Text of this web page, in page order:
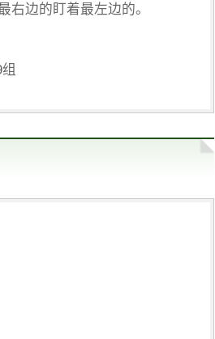
右边的盯着最左边的。